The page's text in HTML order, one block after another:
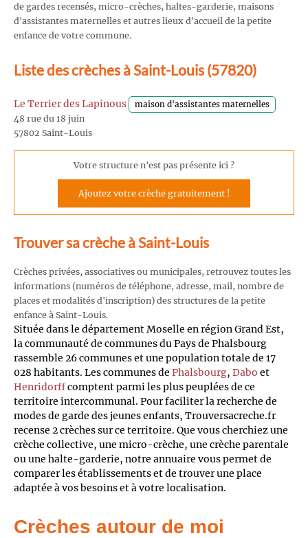
de gardes recensés, micro-crèches, haltes-garderie, maisons
d'assistantes maternelles et autres lieux d'accueil de la petite
enfance de votre commune.
Liste des crèches à Saint-Louis (57820)
Le Terrier des Lapinous maison d'assistantes maternelles
48 rue du 18 juin
57802 Saint-Louis
Votre structure n'est pas présente ici ?
Ajoutez votre crèche gratuitement !
Trouver sa crèche à Saint-Louis
Crèches privées, associatives ou municipales, retrouvez toutes les
informations (numéros de téléphone, adresse, mail, nombre de
places et modalités d'inscription) des structures de la petite
enfance à Saint-Louis.
Située dans le département Moselle en région Grand Est,
la communauté de communes du Pays de Phalsbourg
rassemble 26 communes et une population totale de 17
028 habitants. Les communes de Phalsbourg, Dabo et
Henridorffcomptent parmi les plus peuplées de ce
territoire intercommunal. Pour faciliter la recherche de
modes de garde des jeunes enfants, Trouversacreche.fr
recense 2 crèches sur ce territoire. Que vous cherchiez une
crèche collective, une micro-crèche, une crèche parentale
ou une halte-garderie, notre annuaire vous permet de
comparer les établissements et de trouver une place
adaptée à vos besoins et à votre localisation.
Crèches autour de moi